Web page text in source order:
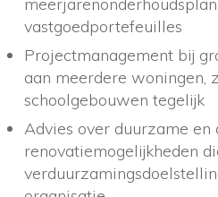
vastgoedportefeuilles
Projectmanagement bij
aan meerdere woningen,
schoolgebouwen tegelijk
Advies over duurzame en
renovatiemogelijkheden